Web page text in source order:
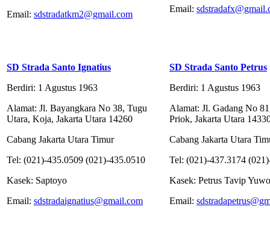
Email: sdstradatkm2@gmail.com
Email:
SD Strada Santo Ignatius
Berdiri: 1 Agustus 1963
Alamat: Jl. Bayangkara No 38, Tugu
Utara, Koja, Jakarta Utara 14260
Cabang Jakarta Utara Timur
Tel: (021)-435.0509 (021)-435.0510
Kasek: Saptoyo
Email: sdstradaignatius@gmail.com
SD Strada Santo Petrus
Berdiri: 1 Agustus 1963
Alamat: Jl. Gadang No
Priok, Jakarta Utara
Cabang Jakarta Utara
Tel: (021)-437.3174
Kasek: Petrus Tavip
Email: